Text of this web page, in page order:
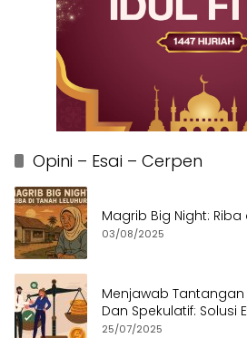
Opini – Esai – Cerpen
Magrib Big Night:
03/08/2025
Menjawab
Dan Spekulatif: Solusi
25/07/2025